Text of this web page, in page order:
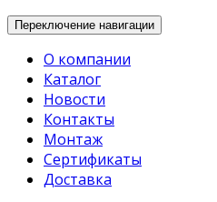
Переключение навигации
О компании
Каталог
Новости
Контакты
Монтаж
Сертификаты
Доставка